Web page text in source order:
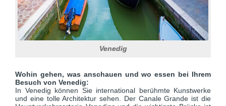
Venedig
Wohin gehen, was anschauen und wo essen bei Ihrem
Besuch von Venedig:
In Venedig können Sie international berühmte Kunstwerke
und eine tolle Architektur sehen. Der Canale Grande ist die